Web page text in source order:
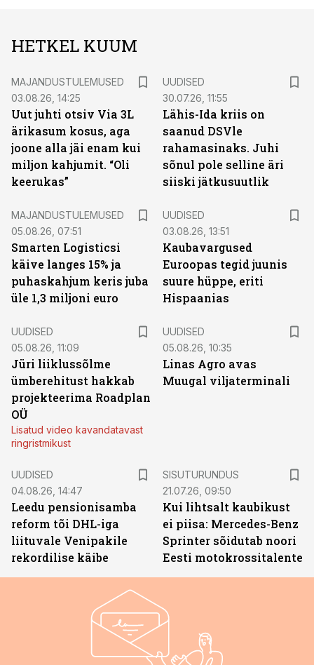
HETKEL KUUM
MAJANDUSTULEMUSED
03.08.26, 14:25
Uut juhti otsiv Via 3L
ärikasum kosus, aga
joone alla jäi enam kui
miljon kahjumit. “Oli
keerukas”
UUDISED
30.07.26, 11:55
Lähis-Ida kriis on
saanud DSVle
rahamasinaks. Juhi
sõnul pole selline äri
siiski jätkusuutlik
MAJANDUSTULEMUSED
05.08.26, 07:51
Smarten Logisticsi
käive langes 15% ja
puhaskahjum keris juba
üle 1,3 miljoni euro
UUDISED
03.08.26, 13:51
Kaubavargused
Euroopas tegid juunis
suure hüppe, eriti
Hispaanias
UUDISED
05.08.26, 11:09
Jüri liiklussõlme
ümberehitust hakkab
projekteerima Roadplan
OÜ
Lisatud video kavandatavast
ringristmikust
UUDISED
05.08.26, 10:35
Linas Agro avas
Muugal viljaterminali
UUDISED
04.08.26, 14:47
Leedu pensionisamba
reform tõi DHL-iga
liituvale Venipakile
rekordilise käibe
SISUTURUNDUS
21.07.26, 09:50
Kui lihtsalt kaubikust
ei piisa: Mercedes-Benz
Sprinter sõidutab noori
Eesti motokrossitalente